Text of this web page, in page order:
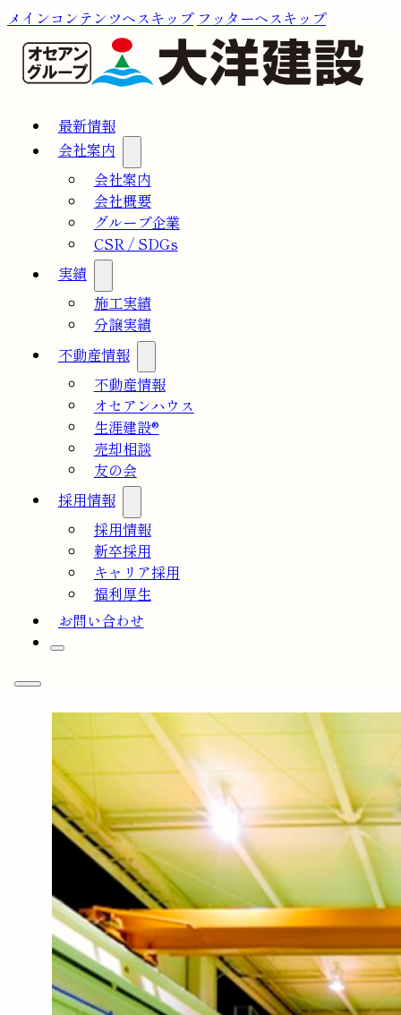
メインコンテンツへスキップ フッターへスキップ
最新情報
会社案内
会社案内
会社概要
グループ企業
CSR / SDGs
実績
施工実績
分譲実績
不動産情報
不動産情報
オセアンハウス
生涯建設®
売却相談
友の会
採用情報
採用情報
新卒採用
キャリア採用
福利厚生
お問い合わせ